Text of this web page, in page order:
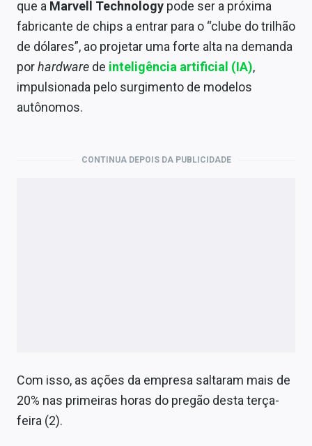
Economia
Empresas
Brasil
Política
Contato
que a Marvell Technology pode ser a próxima
fabricante de chips a entrar para o “clube do trilhão
de dólares”, ao projetar uma forte alta na demanda
porhardware de inteligência artificial (IA),
impulsionada pelo surgimento de modelos
autônomos.
CONTINUA DEPOIS DA PUBLICIDADE
Com isso, as ações da empresa saltaram mais de
20% nas primeiras horas do pregão desta terça-
feira (2).